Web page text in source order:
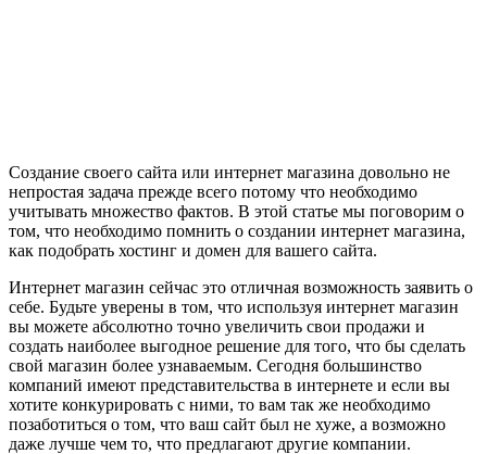
Создание своего сайта или интернет магазина довольно не
непростая задача прежде всего потому что необходимо
учитывать множество фактов. В этой статье мы поговорим о
том, что необходимо помнить о создании интернет магазина,
как подобрать хостинг и домен для вашего сайта.
Интернет магазин сейчас это отличная возможность заявить о
себе. Будьте уверены в том, что используя интернет магазин
вы можете абсолютно точно увеличить свои продажи и
создать наиболее выгодное решение для того, что бы сделать
свой магазин более узнаваемым. Сегодня большинство
компаний имеют представительства в интернете и если вы
хотите конкурировать с ними, то вам так же необходимо
позаботиться о том, что ваш сайт был не хуже, а возможно
даже лучше чем то, что предлагают другие компании.